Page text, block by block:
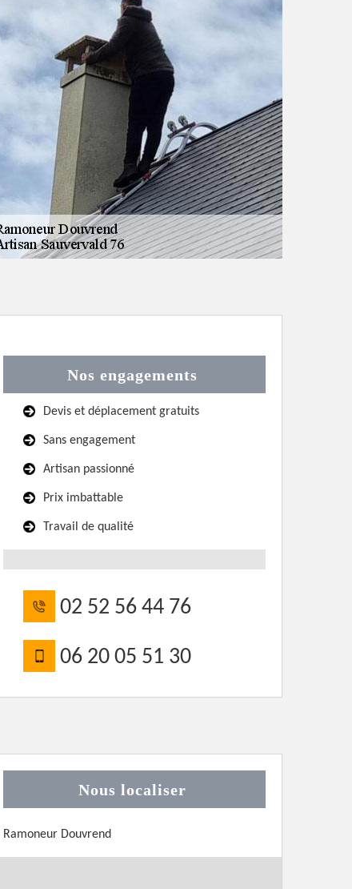
Nos engagements
Devis et déplacement gratuits
Sans engagement
Artisan passionné
Prix imbattable
Travail de qualité
02 52 56 44 76
06 20 05 51 30
Nous localiser
Ramoneur Douvrend